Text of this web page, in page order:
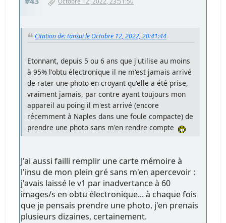
Citation de: tansui le Octobre 12, 2022, 20:41:44
Etonnant, depuis 5 ou 6 ans que j'utilise au moins
à 95% l'obtu électronique il ne m'est jamais arrivé
de rater une photo en croyant qu'elle a été prise,
vraiment jamais, par contre ayant toujours mon
appareil au poing il m'est arrivé (encore
récemment à Naples dans une foule compacte) de
prendre une photo sans m'en rendre compte
J'ai aussi failli remplir une carte mémoire à
l'insu de mon plein gré sans m'en apercevoir :
j'avais laissé le v1 par inadvertance à 60
images/s en obtu électronique... à chaque fois
que je pensais prendre une photo, j'en prenais
plusieurs dizaines, certainement.